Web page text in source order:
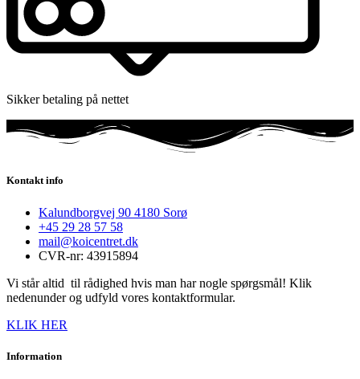
Sikker betaling på nettet
Kontakt info
Kalundborgvej 90 4180 Sorø
+45 29 28 57 58
mail@koicentret.dk
CVR-nr: 43915894
Vi står altid til rådighed hvis man har nogle spørgsmål! Klik
nedenunder og udfyld vores kontaktformular.
KLIK HER
Information